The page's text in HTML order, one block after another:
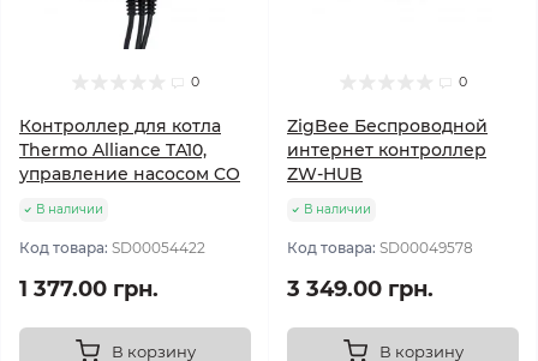
0
Контроллер для котла
Thermo Alliance TA10,
управление насосом CO
В наличии
Код товара: SD00054422
1 377.00 грн.
В корзину
0
ZigBee Беспроводной
интернет контроллер
ZW-HUB
В наличии
Код товара: SD00049578
3 349.00 грн.
В корзину